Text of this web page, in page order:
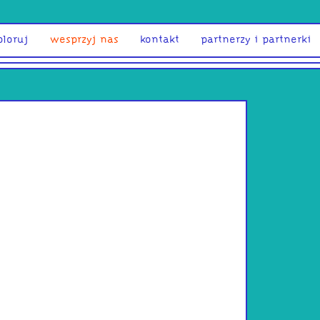
wesprzyj nas kontakt partnerzy i partnerki